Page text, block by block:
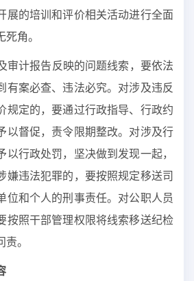
展的培训和评价相关活动进行全面
角。
计报告反映的问题线索，要依法
有案必查、违法必究。对涉及违反
规定的，要通过行政指导、行政约
以督促，责令限期整改。对涉及行
以行政处罚，坚决做到发现一起，
嫌违法犯罪的，要按照规定移送司
位和个人的刑事责任。对公职人员
按照干部管理权限将线索移送纪检
。